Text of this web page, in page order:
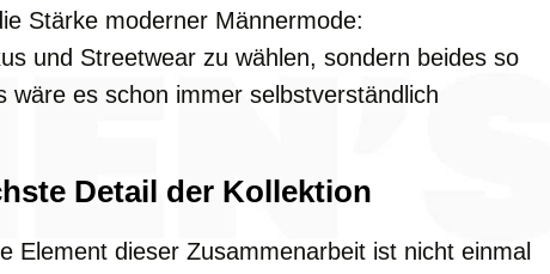
Stärke moderner Männermode:
und Streetwear zu wählen, sondern beides so
wäre es schon immer selbstverständlich
Detail der Kollektion
Element dieser Zusammenarbeit ist nicht einmal